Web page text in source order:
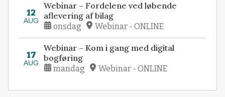
12
AUG
Webinar – Fordelene ved løbende
aflevering af bilag
onsdag Webinar - ONLINE
17
AUG
Webinar – Kom i gang med digital
bogføring
mandag Webinar - ONLINE